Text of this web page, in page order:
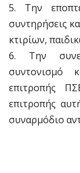
5. Την
συντηρήσεις
κτιρίων,
6. Την
συντονισμό
επιτροπής
επιτροπής
συναρμόδιο